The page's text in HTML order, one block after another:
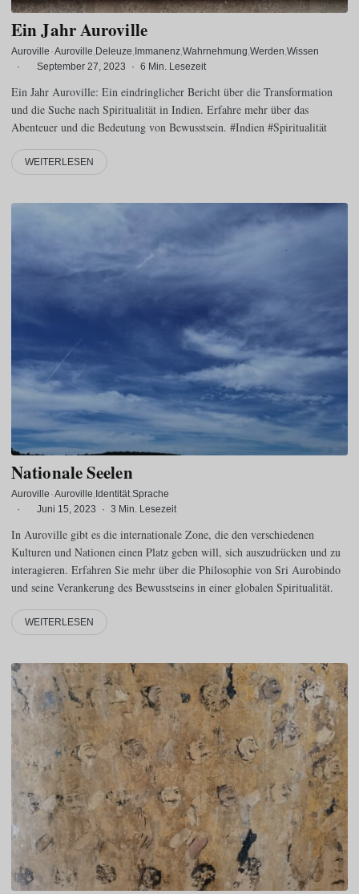
Ein Jahr Auroville
Auroville ·Auroville Deleuze Immanenz Wahrnehmung Werden Wissen
·
September 27, 2023 · 6 Min. Lesezeit
Ein Jahr Auroville: Ein eindringlicher Bericht über die Transformation
und die Suche nach Spiritualität in Indien. Erfahre mehr über das
Abenteuer und die Bedeutung von Bewusstsein. #Indien #Spiritualität
WEITERLESEN
Nationale Seelen
Auroville ·Auroville Identität Sprache
·
Juni 15, 2023 · 3 Min. Lesezeit
In Auroville gibt es die internationale Zone, die den verschiedenen
Kulturen und Nationen einen Platz geben will, sich auszudrücken und zu
interagieren. Erfahren Sie mehr über die Philosophie von Sri Aurobindo
und seine Verankerung des Bewusstseins in einer globalen Spiritualität.
WEITERLESEN